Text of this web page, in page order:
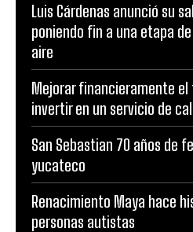
Luis Cárdenas anunció su
poniendo fin a una etapa
aire
Mejorar financieramente
invertir en un servicio de
San Sebastian 70 años de
yucateco
Renacimiento Maya hace
personas autistas